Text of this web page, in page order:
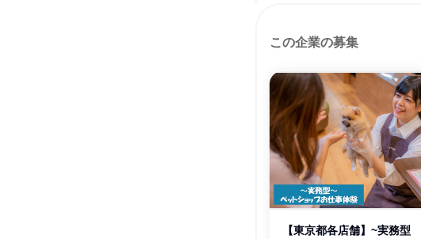
この企業の募集
【東京都各店舗】~実務型